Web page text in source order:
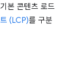
본 콘텐츠 로드
(LCP)를 구분